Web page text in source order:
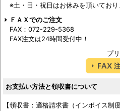
※土・日・祝日はお休みを頂いてお
ＦＡＸでのご注文
FAX：072-229-5368
FAX注文は24時間受付中！
プ
お支払い方法と領収書について
【領収書：適格請求書（インボイス制